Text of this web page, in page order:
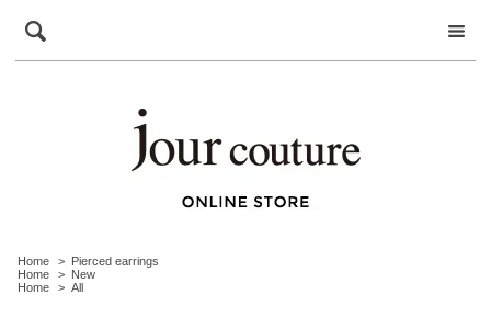
Home > Pierced earrings
Home
> New
Home
> All